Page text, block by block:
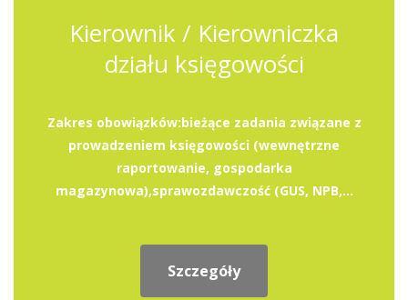
Kierownik / Kierowniczka
działu księgowości
Zakres obowiązków:bieżące zadania związane z
prowadzeniem księgowości (wewnętrzne
raportowanie, gospodarka
magazynowa),sprawozdawczość (GUS, NPB,...
Szczegóły